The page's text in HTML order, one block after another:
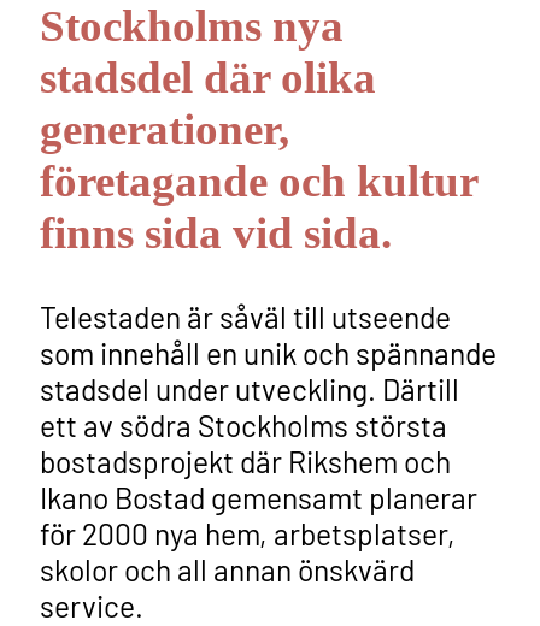
Stockholms nya
stadsdel där olika
generationer,
företagande och kultur
finns sida vid sida.
Telestaden är såväl till utseende
som innehåll en unik och spännande
stadsdel under utveckling. Därtill
ett av södra Stockholms största
bostadsprojekt där Rikshem och
Ikano Bostad gemensamt planerar
för 2000 nya hem, arbetsplatser,
skolor och all annan önskvärd
service.